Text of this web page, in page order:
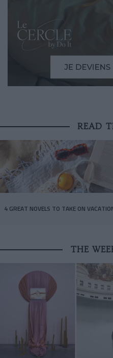
READ
4 GREAT NOVELS TO TAKE ON
THE